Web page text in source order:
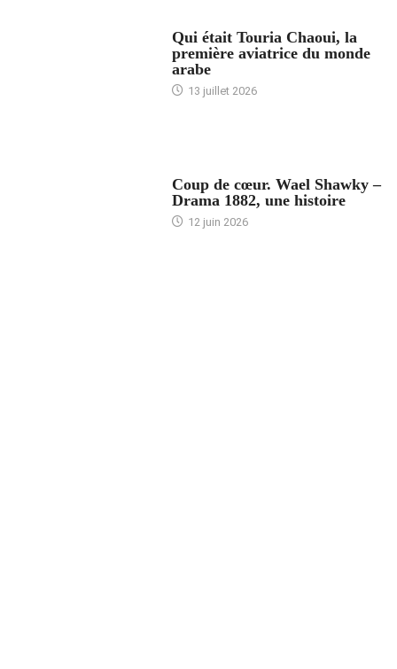
Qui était Touria Chaoui, la
première aviatrice du monde
arabe
13 juillet 2026
Coup de cœur. Wael Shawky –
Drama 1882, une histoire
12 juin 2026